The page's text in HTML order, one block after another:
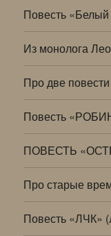
Повесть «Белый
Из монолога Лео
Про две повести
Повесть
ПОВЕСТЬ
Про старые
Повесть «ЛЧК»